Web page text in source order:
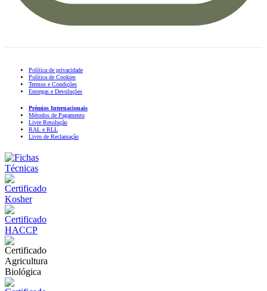
Política de privacidade
Política de Cookies
Termos e Condições
Entregas e Devoluções
Prémios Internacionais
Métodos de Pagamento
Livre Resolução
RAL e RLL
Livro de Reclamação